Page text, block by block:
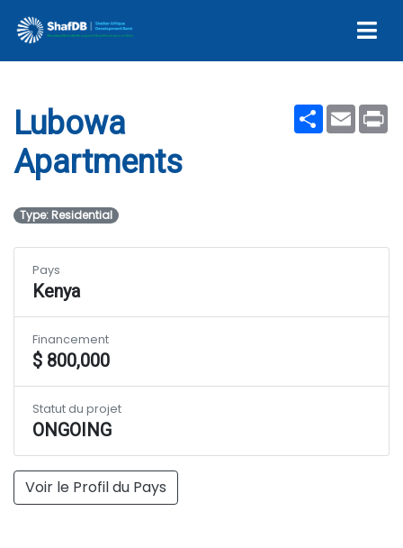
Lubowa Apartments
ShareEmail
Lubowa
Apartments
Type: Residential
Voir le Profil du Pays
Pays
Kenya
Financement
$ 800,000
Statut du projet
ONGOING